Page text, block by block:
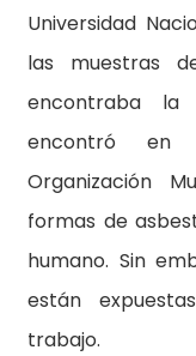
Universidad
las muestras
encontraba la
encontró en
Organización
formas de
humano. Sin
están
trabajo.